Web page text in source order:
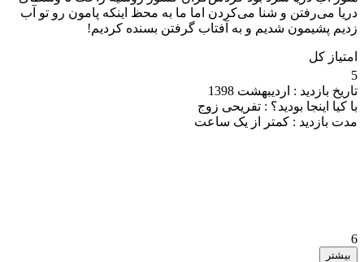
دریا می‌رفتن و شنا می‌کردن اما ما به محظ اینکه پامون رو تو آب
زدیم پشیمون شدیم و به آفتاب گرفتن بسنده کردیم!
امتیاز کل
5
تاریخ بازدید : اردیبهشت 1398
با کیا اینجا بودید؟ : تفریحی زوج
مدت بازدید : کمتر از یک ساعت
6
بیشتر